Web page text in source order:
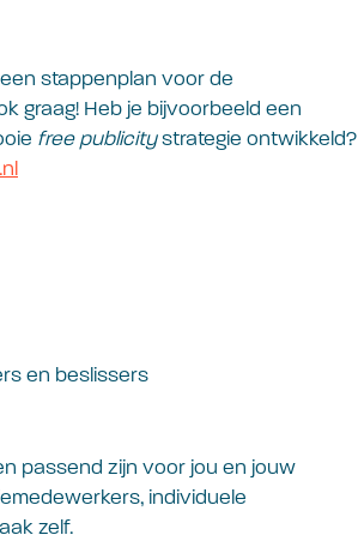
stappenplan voor de
graag! Heb je bijvoorbeeld een
free publicitystrategie ontwikkeld?
en beslissers
passend zijn voor jou en jouw
individuele
zelf.